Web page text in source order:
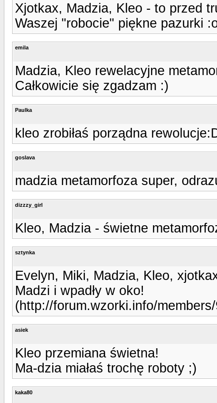
Xjotkax, Madzia, Kleo - to przed
Waszej "robocie" piękne pazurki
emila
Madzia, Kleo rewelacyjne
Całkowicie się zgadzam :)
Paulka
kleo zrobiłaś porządna
goslava
madzia metamorfoza super,
dizzzy_girl
Kleo, Madzia - świetne
sztynka
Evelyn, Miki, Madzia, Kleo,
Madzi i wpadły w oko!
(http://forum.wzorki.info/
asiek
Kleo przemiana świetna!
Ma-dzia miałaś trochę roboty ;)
kaka80